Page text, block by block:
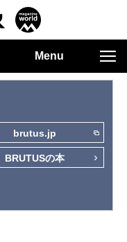
Menu
brutus.jp
BRUTUSの本